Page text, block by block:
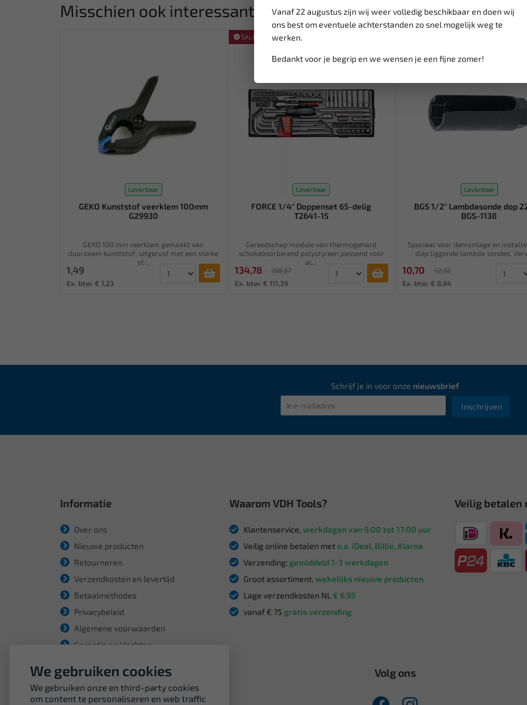
Vanaf 22 augustus zijn wij weer volledig beschikbaar en doen wij
ons best om eventuele achterstanden zo snel mogelijk weg te
werken.
Bedankt voor je begrip en we wensen je een fijne zomer!
Misschien ook interessant:
Leverbaar
GEKO Kunststof veerklem 100mm
G29930
GEKO 100 mm veerklem gemaakt van
duurzaam kunststof, uitgerust met een sterke
st...
1,49
Ex. btw: € 1,23
SALE!
Leverbaar
FORCE 1/4" Doppenset 65-delig
T2641-15
Gereedschap module van thermogehard
schokabsorberend polystyreen passend voor
al...
134,78
158,57
Ex. btw: € 111,39
Leverbaar
BGS 1/2" Lambdasonde dop
BGS-1138
Speciaal voor demontage en
diep liggende lambda sondes.
10,70
12,58
Ex. btw: € 8,84
Schrijf je in voor onze nieuwsbrief
Inschrijven
Informatie
Over ons
Nieuwe producten
Retourneren
Verzendkosten en levertijd
Betaalmethodes
Privacybeleid
Algemene voorwaarden
Garantie en klachten
Waarom VDH Tools?
Klantenservice, werkdagen van 9:00 tot 17:00 uur
Veilig online betalen meto.a. iDeal, Billie, Klarna
Verzending: gemiddeld 1-3 werkdagen
Groot assortiment, wekelijks nieuwe producten
Lage verzendkosten NL € 6,95
vanaf € 75 gratis verzending
Veilig betalen
Volg ons
We gebruiken cookies
We gebruiken onze en third-party cookies
om content te personaliseren en web traffic